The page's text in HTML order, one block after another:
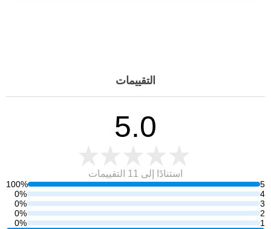
التقييمات
5
100%
4
0%
3
0%
2
0%
1
0%
5.0
استنادًا إلى 11 التقييمات